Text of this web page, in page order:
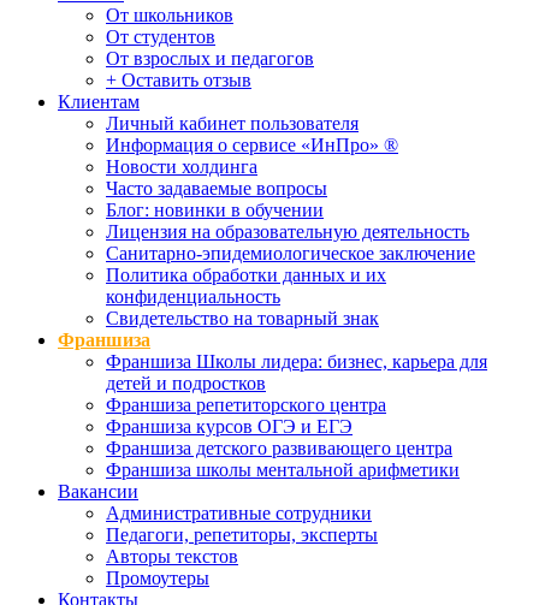
От школьников
От студентов
От взрослых и педагогов
+ Оставить отзыв
Клиентам
Личный кабинет пользователя
Информация о сервисе «ИнПро» ®
Новости холдинга
Часто задаваемые вопросы
Блог: новинки в обучении
Лицензия на образовательную деятельность
Санитарно-эпидемиологическое заключение
Политика обработки данных и их
конфиденциальность
Свидетельство на товарный знак
Франшиза
Франшиза Школы лидера: бизнес, карьера для
детей и подростков
Франшиза репетиторского центра
Франшиза курсов ОГЭ и ЕГЭ
Франшиза детского развивающего центра
Франшиза школы ментальной арифметики
Вакансии
Административные сотрудники
Педагоги, репетиторы, эксперты
Авторы текстов
Промоутеры
Контакты